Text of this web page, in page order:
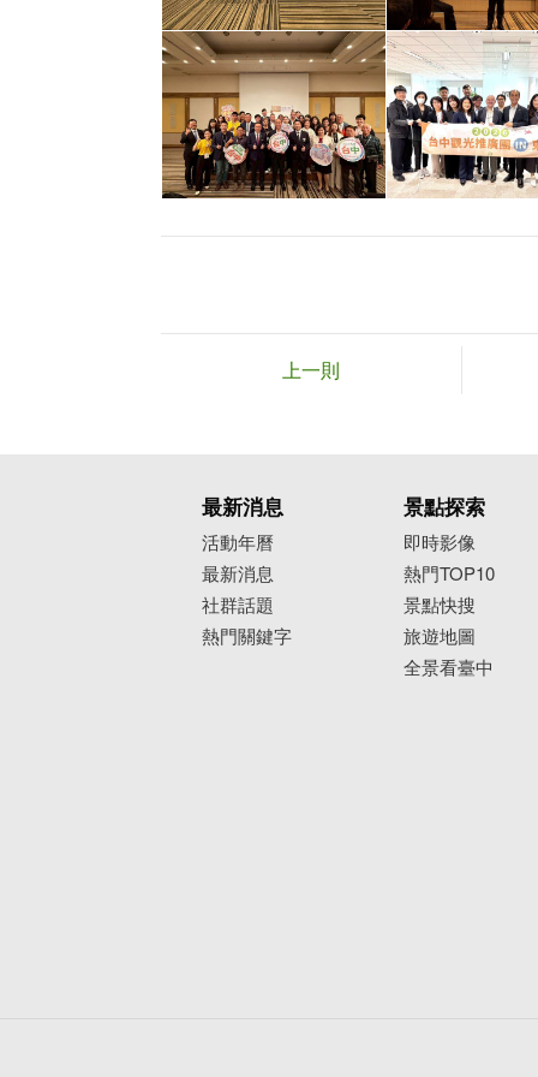
上一則
最新消息
活動年曆
最新消息
社群話題
熱門關鍵字
景點探索
即時影像
熱門TOP10
景點快搜
旅遊地圖
全景看臺中